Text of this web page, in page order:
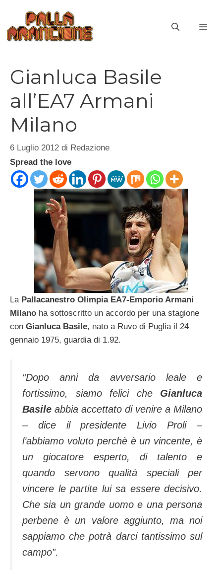
contenuto
Gianluca Basile
all’EA7 Armani
Milano
6 Luglio 2012 di Redazione
Spread the love
La Pallacanestro Olimpia EA7-Emporio Armani
Milano ha sottoscritto un accordo per una stagione
con Gianluca Basile, nato a Ruvo di Puglia il 24
gennaio 1975, guardia di 1.92.
“Dopo anni da avversario leale e
fortissimo, siamo felici che Gianluca
Basile abbia accettato di venire a Milano
– dice il presidente Livio Proli –
l’abbiamo voluto perchè è un vincente, è
un giocatore esperto, di talento e
quando servono qualità speciali per
vincere le partite lui sa essere decisivo.
Che sia un grande uomo e una persona
perbene è un valore aggiunto, ma noi
sappiamo che potrà darci tantissimo sul
campo”.